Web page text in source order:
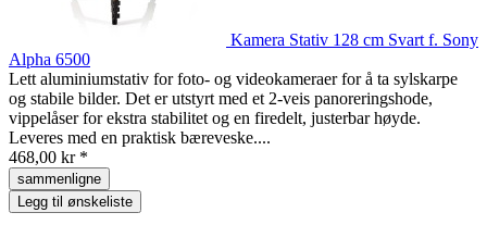
Kamera Stativ 128 cm Svart f. Sony
Alpha 6500
Lett aluminiumstativ for foto- og videokameraer for å ta sylskarpe
og stabile bilder. Det er utstyrt med et 2-veis panoreringshode,
vippelåser for ekstra stabilitet og en firedelt, justerbar høyde.
Leveres med en praktisk bæreveske....
468,00 kr *
sammenligne
Legg til ønskeliste